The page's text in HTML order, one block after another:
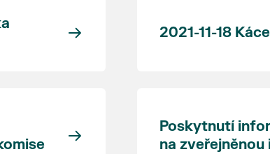
2021-11-18
Poskytnutí
na